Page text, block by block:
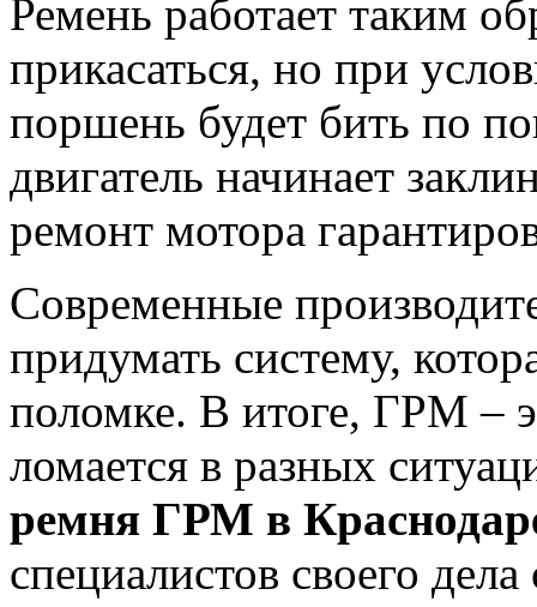
Ремень работает таким
прикасаться, но при
поршень будет бить по
двигатель начинает
ремонт мотора
Современные
придумать систему,
поломке. В итоге, ГРМ –
ломается в разных
ремня ГРМ в
специалистов своего